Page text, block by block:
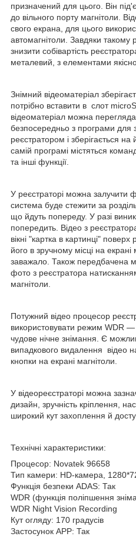
призначений для цього. Він
до вільного порту магнітоли.
свого екрана, для цього
автомагнітоли. Завдяки
знизити собівартість
металевий, з елементами
Знімний відеоматеріал
потрібно вставити в слот
відеоматеріал можна
безпосередньо з програми для
реєстратором і зберігається на
самій програмі містяться
та інші функції.
У реєстраторі можна залучити
система буде стежити за
що йдуть попереду. У разі
попередить. Відео з
вікні "картка в картинці" поверх
його в зручному місці на
заважало. Також передбачена
фото з реєстратора
магнітоли.
Потужний відео процесор
використовувати режим WDR
чудове нічне знімання. Є
випадкового видалення відео
кнопки на екрані магнітоли.
У відеореєстраторі можна
дизайн, зручність кріплення,
широкий кут захоплення й
Технічні характеристики:
Процесор: Novatek 96658
Тип камери: HD-камера,
Функція безпеки ADAS: Так
WDR (функція поліпшення
WDR Night Vision Recording
Кут огляду: 170 градусів
Застосунок APP: Так